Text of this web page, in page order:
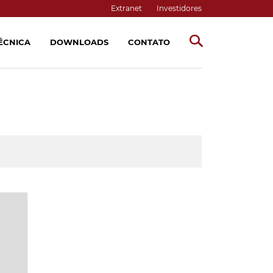
Extranet Investidores
DOWNLOADS CONTATO